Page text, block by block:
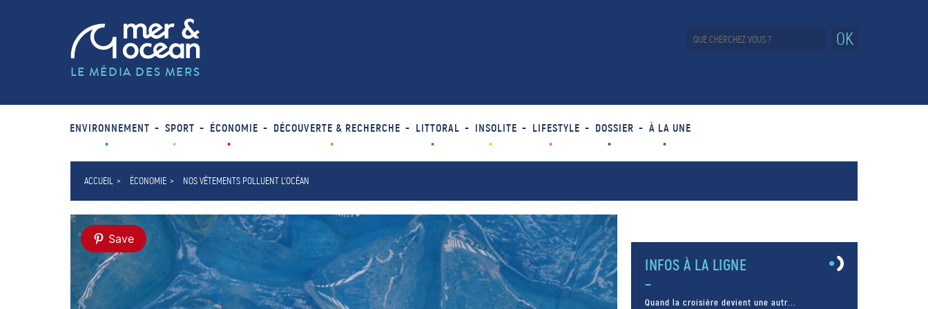
LE MÉDIA DES MERS
OK
ENVIRONNEMENT SPORT ÉCONOMIE DÉCOUVERTE & RECHERCHE LITTORAL INSOLITE LIFESTYLE DOSSIER À LA UNE
ACCUEIL ÉCONOMIE NOS VÊTEMENTS POLLUENT L’OCÉAN
Save
INFOS À LA LIGNE
Quand la croisière devient une autr...